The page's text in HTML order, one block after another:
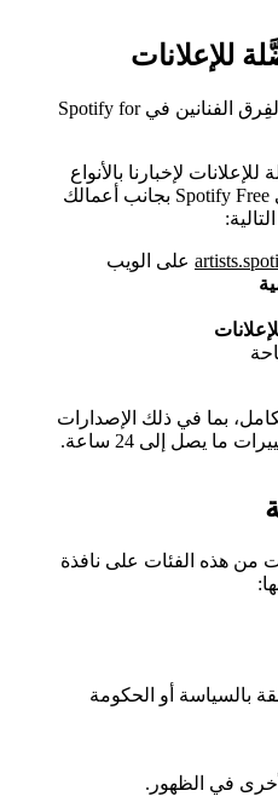
للإعلانات
المشرفين الإداريين لفِرق الفنانين في Spotify for
لإخبارنا بالأنواع
المطلوب تقليل عرضها لمستمعي Spotify Free بجانب أعمالك
على الويب
بما في ذلك الإصدارات
ما يصل إلى 24 ساعة.
من هذه الفئات على نافذة
بالسياسة أو الحكومة
في الظهور.